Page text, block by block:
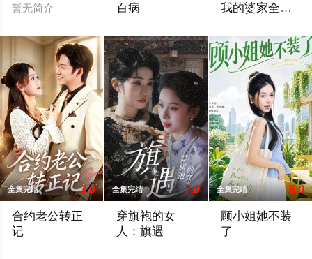
暂无简介
百病
我的婆家全是
全集完结 3.0
合约老公转正
记
全集完结 7.0
穿旗袍的女
人：旗遇
全集完结 6.0
顾小姐她不装
了